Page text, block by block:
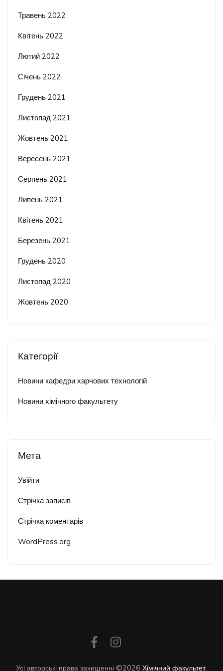
Травень 2022
Квітень 2022
Лютий 2022
Січень 2022
Грудень 2021
Листопад 2021
Жовтень 2021
Вересень 2021
Серпень 2021
Липень 2021
Квітень 2021
Березень 2021
Грудень 2020
Листопад 2020
Жовтень 2020
Категорії
Новини кафедри харчових технологій
Новини хімічного факультету
Мета
Увійти
Стрічка записів
Стрічка коментарів
WordPress.org
Усі авторські права захищенні ©2026 Хімічний факультет.